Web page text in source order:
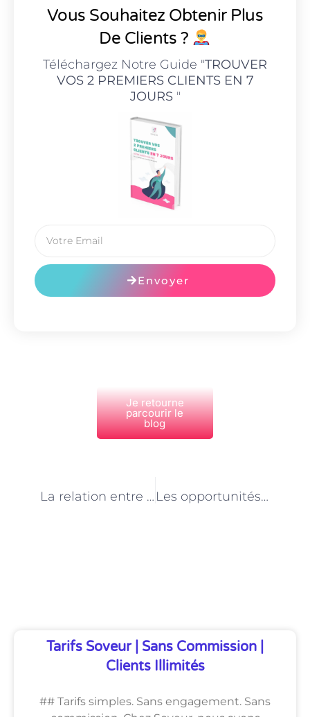
Vous Souhaitez Obtenir Plus
De Clients ?
Téléchargez Notre Guide "TROUVER
VOS 2 PREMIERS CLIENTS EN 7
JOURS"
Envoyer
Je retourne
parcourir le
blog
La relation entre le technicien en santé animale et les associations de protection des animaux à Paris Les opportunités de carrière pour les techniciens en santé animale à Paris
Tarifs Soveur | Sans Commission |
Clients Illimités
## Tarifs simples. Sans engagement. Sans